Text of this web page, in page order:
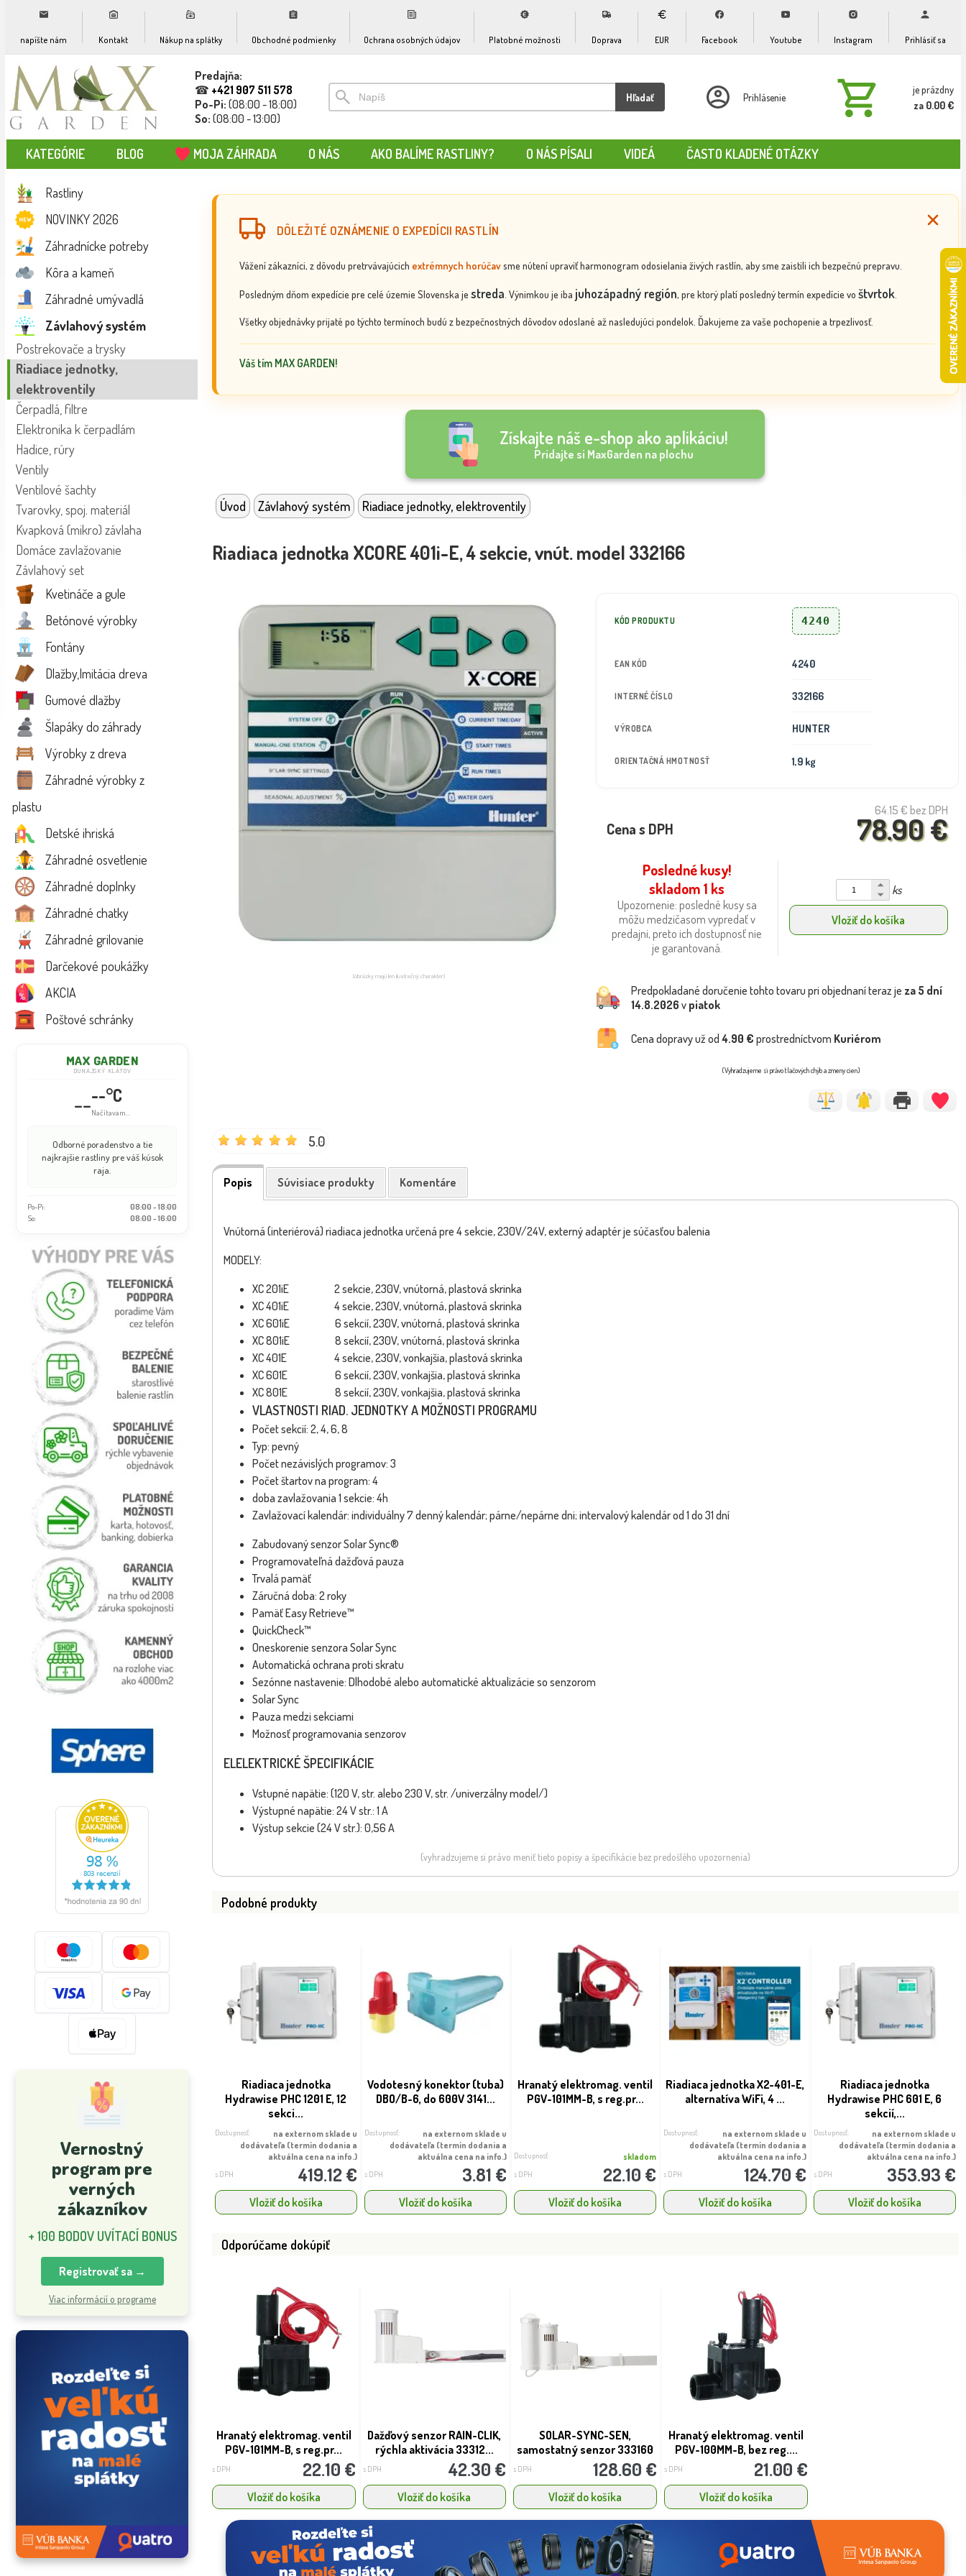
napíšte nám Kontakt Nákup na splátky Obchodné podmienky Ochrana osobných údajov Platobné možnosti Doprava EUR Facebook Youtube Instagram Prihlásiť sa
Predajňa:
☎ +421 907 511 578
Po-Pi: (08:00 - 18:00)
So: (08:00 - 13:00)
Hľadať Prihlásenie
je prázdny
za 0.00 €
KATEGÓRIE BLOG MOJA ZÁHRADA O NÁS AKO BALÍME RASTLINY? O NÁS PÍSALI VIDEÁ ČASTO KLADENÉ OTÁZKY
Rastliny
NOVINKY 2026
Záhradnícke potreby
Kôra a kameň
Záhradné umývadlá
Závlahový systém
Postrekovače a trysky
Riadiace jednotky,
elektroventily
Čerpadlá, filtre
Elektronika k čerpadlám
Hadice, rúry
Ventily
Ventilové šachty
Tvarovky, spoj. materiál
Kvapková (mikro) závlaha
Domáce zavlažovanie
Závlahový set
Kvetináče a gule
Betónové výrobky
Fontány
Dlažby,Imitácia dreva
Gumové dlažby
Šlapáky do záhrady
Výrobky z dreva
Záhradné výrobky z
plastu
Detské ihriská
Záhradné osvetlenie
Záhradné doplnky
Záhradné chatky
Záhradné grilovanie
Darčekové poukážky
AKCIA
Poštové schránky
MAX GARDEN
DUNAJSKÝ KLÁTOV
----°C
Načítavam...
Odborné poradenstvo a tie
najkrajšie rastliny pre váš kúsok
raja.
Po-Pi:
08:00 - 18:00
So:
08:00 - 16:00
Vernostný
program pre
verných
zákazníkov
+ 100 BODOV UVÍTACÍ BONUS
Registrovať sa →
Viac informácií o programe
DÔLEŽITÉ OZNÁMENIE O EXPEDÍCII RASTLÍN
Vážení zákazníci, z dôvodu pretrvávajúcich extrémnych horúčavsme nútení upraviť harmonogram odosielania živých rastlín, aby sme zaistili ich bezpečnú prepravu.
Posledným dňom expedície pre celé územie Slovenska je streda . Výnimkou je iba juhozápadný región, pre ktorý platí posledný termín expedície vo štvrtok.
Všetky objednávky prijaté po týchto termínoch budú z bezpečnostných dôvodov odoslané až nasledujúci pondelok. Ďakujeme za vaše pochopenie a trpezlivosť.
Váš tím MAX GARDEN!
Získajte náš e-shop ako aplikáciu!
Pridajte si MaxGarden na plochu
Úvod Závlahový systém Riadiace jednotky, elektroventily
Riadiaca jednotka XCORE 401i-E, 4 sekcie, vnút. model 332166
(obrázky majú len ilustračný charakter)
KÓD PRODUKTU 4240
EAN KÓD 4240
INTERNÉ ČÍSLO 332166
VÝROBCA HUNTER
ORIENTAČNÁ HMOTNOSŤ 1,9 kg
64.15 € bez DPH
78.90 €
Cena s DPH
Posledné kusy!
skladom 1 ks
Upozornenie: posledné kusy sa
môžu medzičasom vypredať v
predajni, preto ich dostupnosť nie
je garantovaná.
ks
Vložiť do košíka
Predpokladané doručenie tohto tovaru pri objednaní teraz je za 5 dní
14.8.2026 v piatok
Cena dopravy už od4.90 € prostredníctvom Kuriérom
(Vyhradzujeme si právo tlačových chýb a zmeny cien)
5.0
Popis Súvisiace produkty Komentáre
Vnútorná (interiérová) riadiaca jednotka určená pre 4 sekcie, 230V/24V, externý adaptér je súčasťou balenia
MODELY:
XC 201iE 2 sekcie, 230V, vnútorná, plastová skrinka
XC 401iE 4 sekcie, 230V, vnútorná, plastová skrinka
XC 601iE 6 sekcií, 230V, vnútorná, plastová skrinka
XC 801iE 8 sekcií, 230V, vnútorná, plastová skrinka
XC 401E 4 sekcie, 230V, vonkajšia, plastová skrinka
XC 601E 6 sekcií, 230V, vonkajšia, plastová skrinka
XC 801E 8 sekcií, 230V, vonkajšia, plastová skrinka
VLASTNOSTI RIAD. JEDNOTKY A MOŽNOSTI PROGRAMU
Počet sekcií: 2, 4, 6, 8
Typ: pevný
Počet nezávislých programov: 3
Počet štartov na program: 4
doba zavlažovania 1 sekcie: 4h
Zavlažovací kalendár: individuálny 7 denný kalendár; párne/nepárne dni; intervalový kalendár od 1 do 31 dní
Zabudovaný senzor Solar Sync®
Programovateľná dažďová pauza
Trvalá pamäť
Záručná doba: 2 roky
Pamäť Easy Retrieve™
QuickCheck™
Oneskorenie senzora Solar Sync
Automatická ochrana proti skratu
Sezónne nastavenie: Dlhodobé alebo automatické aktualizácie so senzorom
Solar Sync
Pauza medzi sekciami
Možnosť programovania senzorov
ELELEKTRICKÉ ŠPECIFIKÁCIE
Vstupné napätie: (120 V, str. alebo 230 V, str. /univerzálny model/)
Výstupné napätie: 24 V str.: 1 A
Výstup sekcie (24 V str.): 0,56 A
(vyhradzujeme si právo meniť tieto popisy a špecifikácie bez predošlého upozornenia)
Podobné produkty
Riadiaca jednotka
Hydrawise PHC 1201 E, 12
sekci...
Dostupnosť:
na externom sklade u
dodávateľa (termín dodania a
aktuálna cena na info.)
s DPH 419.12 €
Vložiť do košíka
Vodotesný konektor (tuba)
DBO/B-6, do 600V 3141...
Dostupnosť:
na externom sklade u
dodávateľa (termín dodania a
aktuálna cena na info.)
s DPH 3.81 €
Vložiť do košíka
Hranatý elektromag. ventil
PGV-101MM-B, s reg.pr...
Dostupnosť: skladom
s DPH 22.10 €
Vložiť do košíka
Riadiaca jednotka X2-401-E,
alternatíva WiFi, 4 ...
Dostupnosť:
na externom sklade u
dodávateľa (termín dodania a
aktuálna cena na info.)
s DPH 124.70 €
Vložiť do košíka
Riadiaca jednotka
Hydrawise PHC 601 E, 6
sekcií,...
Dostupnosť:
na externom sklade u
dodávateľa (termín dodania a
aktuálna cena na info.)
s DPH 353.93 €
Vložiť do košíka
Odporúčame dokúpiť
Hranatý elektromag. ventil
PGV-101MM-B, s reg.pr...
s DPH 22.10 €
Vložiť do košíka
Dažďový senzor RAIN-CLIK,
rýchla aktivácia 33312...
s DPH 42.30 €
Vložiť do košíka
SOLAR-SYNC-SEN,
samostatný senzor 333160
s DPH 128.60 €
Vložiť do košíka
Hranatý elektromag. ventil
PGV-100MM-B, bez reg....
s DPH 21.00 €
Vložiť do košíka